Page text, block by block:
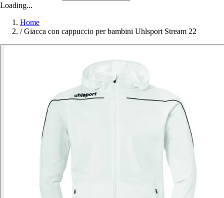
Loading...
Home
/ Giacca con cappuccio per bambini Uhlsport Stream 22